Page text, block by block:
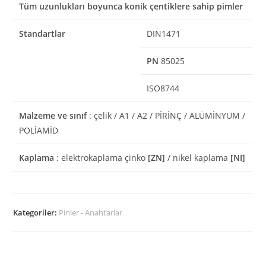
Tüm uzunlukları boyunca konik çentiklere sahip pimler
Standartlar DIN1471
PN 85025
ISO8744
Malzeme ve sınıf: çelik / A1 / A2 / PİRİNÇ / ALÜMİNYUM /
POLİAMİD
Kaplama : elektrokaplama çinko [ZN] / nikel kaplama [NI]
Kategoriler: Pinler - Anahtarlar